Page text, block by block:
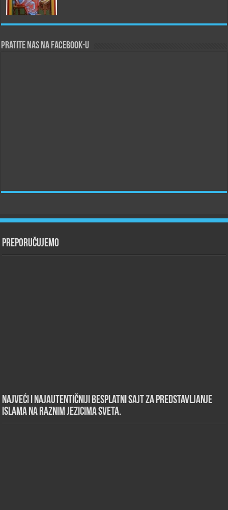
Pratite nas na Facebook-u
Preporučujemo
Najveći i najautentičniji besplatni sajt za predstavljanje
islama na raznim jezicima sveta.